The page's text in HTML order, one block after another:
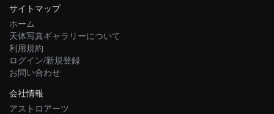
サイトマップ
ホーム
天体写真ギャラリーについて
利用規約
ログイン/新規登録
お問い合わせ
会社情報
アストロアーツ